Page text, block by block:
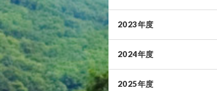
2023年度
2024年度
2025年度